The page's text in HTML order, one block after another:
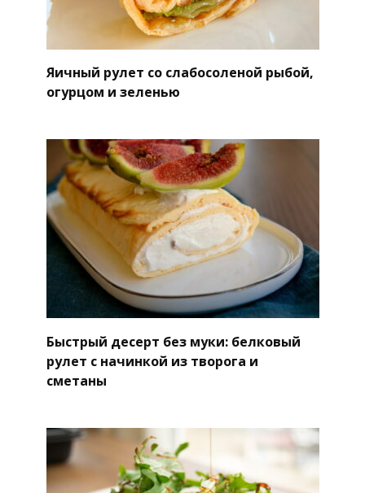
Яичный рулет со слабосоленой рыбой,
огурцом и зеленью
Быстрый десерт без муки: белковый
рулет с начинкой из творога и
сметаны